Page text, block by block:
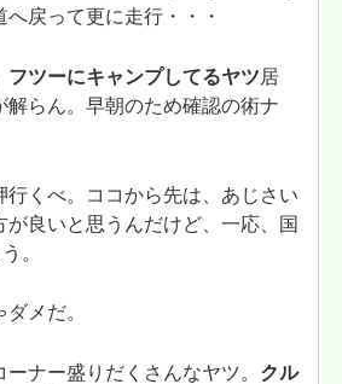
戻って更に走行・・・
フツーにキャンプしてるヤツ居
解らん。早朝のため確認の術ナ
行くべ。ココから先は、あじさい
が良いと思うんだけど、一応、国
。
メだ。
ナー盛りだくさんなヤツ。 クル